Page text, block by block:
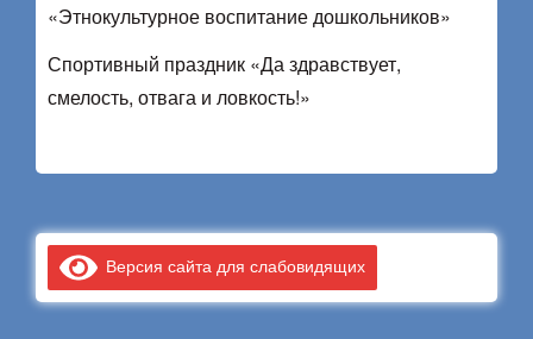
«Этнокультурное воспитание дошкольников»
Спортивный праздник «Да здравствует,
смелость, отвага и ловкость!»
Версия сайта для слабовидящих